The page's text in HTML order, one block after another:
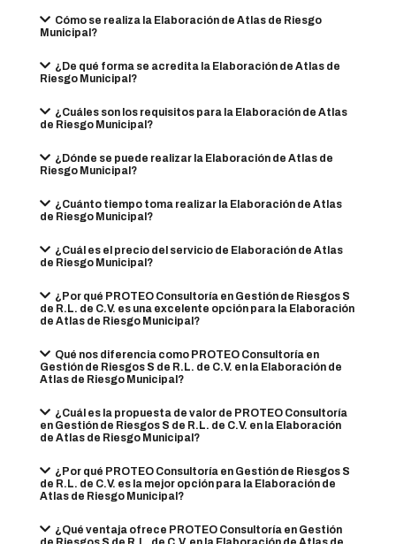
Cómo se realiza la Elaboración de Atlas de Riesgo
Municipal?
¿De qué forma se acredita la Elaboración de Atlas de
Riesgo Municipal?
¿Cuáles son los requisitos para la Elaboración de Atlas
de Riesgo Municipal?
¿Dónde se puede realizar la Elaboración de Atlas de
Riesgo Municipal?
¿Cuánto tiempo toma realizar la Elaboración de Atlas
de Riesgo Municipal?
¿Cuál es el precio del servicio de Elaboración de Atlas
de Riesgo Municipal?
¿Por qué PROTEO Consultoría en Gestión de Riesgos S
de R.L. de C.V. es una excelente opción para la Elaboración
de Atlas de Riesgo Municipal?
Qué nos diferencia como PROTEO Consultoría en
Gestión de Riesgos S de R.L. de C.V. en la Elaboración de
Atlas de Riesgo Municipal?
¿Cuál es la propuesta de valor de PROTEO Consultoría
en Gestión de Riesgos S de R.L. de C.V. en la Elaboración
de Atlas de Riesgo Municipal?
¿Por qué PROTEO Consultoría en Gestión de Riesgos S
de R.L. de C.V. es la mejor opción para la Elaboración de
Atlas de Riesgo Municipal?
¿Qué ventaja ofrece PROTEO Consultoría en Gestión